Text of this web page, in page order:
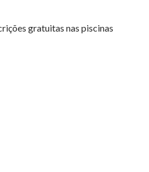
gratuitas nas piscinas